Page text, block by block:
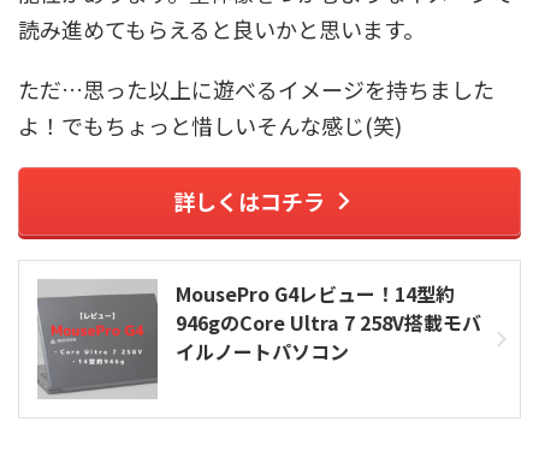
読み進めてもらえると良いかと思います。
ただ…思った以上に遊べるイメージを持ちました
よ！でもちょっと惜しいそんな感じ(笑)
詳しくはコチラ
MousePro G4レビュー！14型約
946gのCore Ultra 7 258V搭載モバ
イルノートパソコン